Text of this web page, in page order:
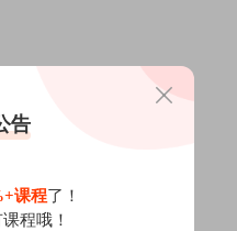
告
课程了！
程哦！